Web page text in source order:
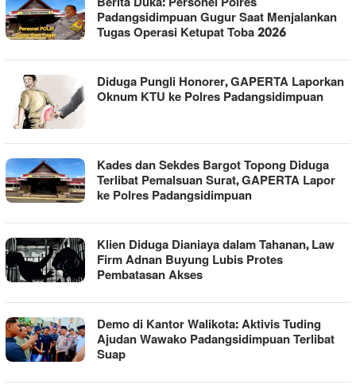
Padangsidimpuan Gugur Saat Menjalankan
Tugas Operasi Ketupat Toba 2026
Diduga Pungli Honorer, GAPERTA Laporkan
Oknum KTU ke Polres Padangsidimpuan
Kades dan Sekdes Bargot Topong Diduga
Terlibat Pemalsuan Surat, GAPERTA Lapor
ke Polres Padangsidimpuan
Klien Diduga Dianiaya dalam Tahanan, Law
Firm Adnan Buyung Lubis Protes
Pembatasan Akses
Demo di Kantor Walikota: Aktivis Tuding
Ajudan Wawako Padangsidimpuan Terlibat
Suap